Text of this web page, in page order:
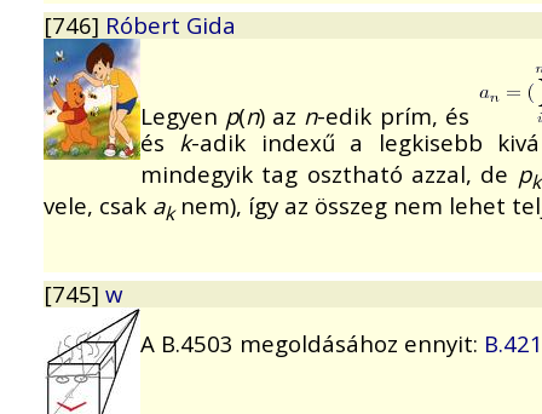
[746] Róbert Gida
Legyen p(n) az n-edik prím, és
és k-adik indexű a legkisebb
mindegyik tag osztható azzal, de pk
vele, csak aknem), így az összeg nem lehet
[745] w
A B.4503 megoldásához ennyit: